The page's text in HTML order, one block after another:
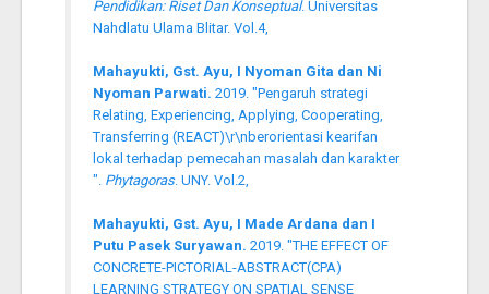
Pendidikan: Riset Dan Konseptual. Universitas
Nahdlatu Ulama Blitar. Vol.4,
Mahayukti, Gst. Ayu, I Nyoman Gita dan Ni
Nyoman Parwati. 2019. "Pengaruh strategi
Relating, Experiencing, Applying, Cooperating,
Transferring (REACT)\r\nberorientasi kearifan
lokal terhadap pemecahan masalah dan karakter
". Phytagoras. UNY. Vol.2,
Mahayukti, Gst. Ayu, I Made Ardana dan I
Putu Pasek Suryawan. 2019. "THE EFFECT OF
CONCRETE-PICTORIAL-ABSTRACT(CPA)
LEARNING STRATEGY ON SPATIAL SENSE